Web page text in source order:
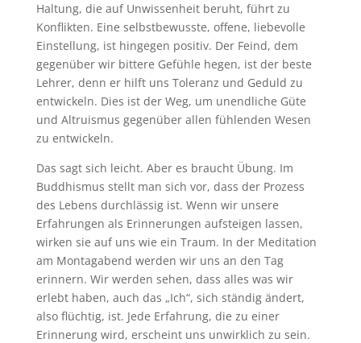
Haltung, die auf Unwissenheit beruht, führt zu
Konflikten. Eine selbstbewusste, offene, liebevolle
Einstellung, ist hingegen positiv. Der Feind, dem
gegenüber wir bittere Gefühle hegen, ist der beste
Lehrer, denn er hilft uns Toleranz und Geduld zu
entwickeln. Dies ist der Weg, um unendliche Güte
und Altruismus gegenüber allen fühlenden Wesen
zu entwickeln.
Das sagt sich leicht. Aber es braucht Übung. Im
Buddhismus stellt man sich vor, dass der Prozess
des Lebens durchlässig ist. Wenn wir unsere
Erfahrungen als Erinnerungen aufsteigen lassen,
wirken sie auf uns wie ein Traum. In der Meditation
am Montagabend werden wir uns an den Tag
erinnern. Wir werden sehen, dass alles was wir
erlebt haben, auch das „Ich“, sich ständig ändert,
also flüchtig, ist. Jede Erfahrung, die zu einer
Erinnerung wird, erscheint uns unwirklich zu sein.